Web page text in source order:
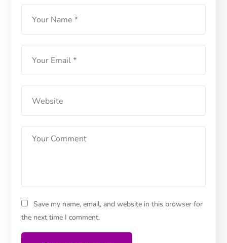
LEARN MORE
Save my name, email, and website in this browser for
the next time I comment.